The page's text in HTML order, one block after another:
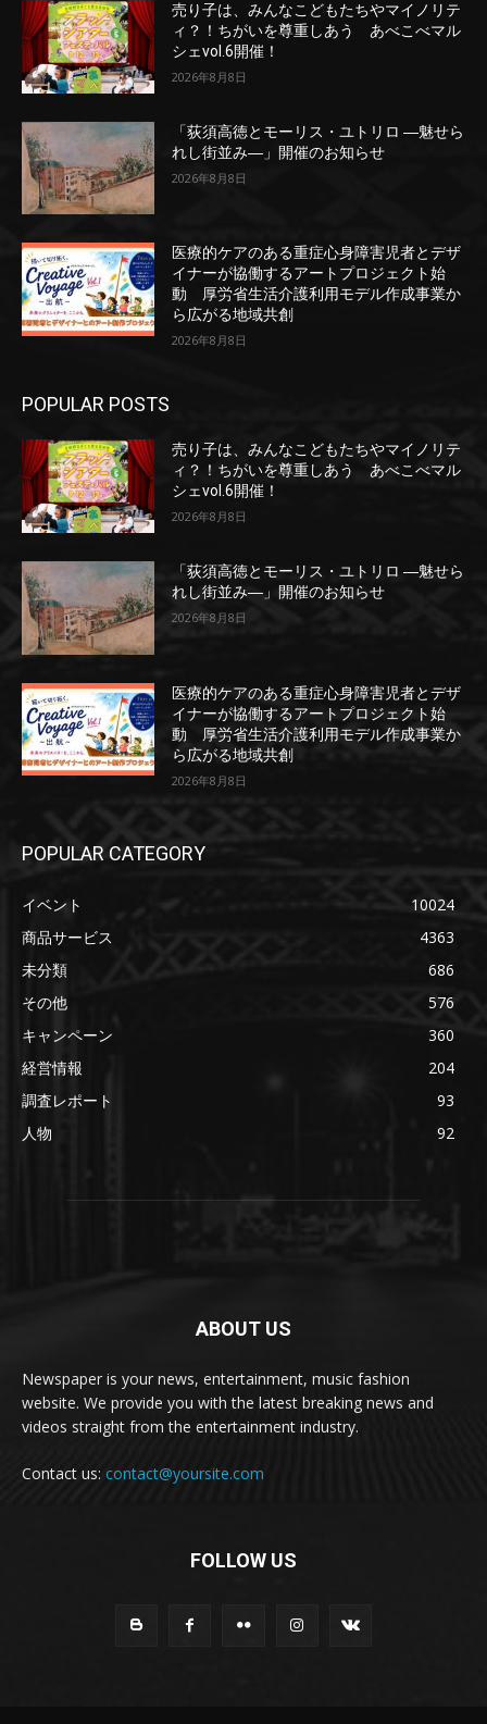
売り子は、みんなこどもたちやマイノリテ
ィ？！ちがいを尊重しあう あべこべマル
シェvol.6開催！
2026年8月8日
「荻須高徳とモーリス・ユトリロ ―魅せら
れし街並み―」開催のお知らせ
2026年8月8日
医療的ケアのある重症心身障害児者とデザ
イナーが協働するアートプロジェクト始
動 厚労省生活介護利用モデル作成事業か
ら広がる地域共創
2026年8月8日
POPULAR POSTS
売り子は、みんなこどもたちやマイノリテ
ィ？！ちがいを尊重しあう あべこべマル
シェvol.6開催！
2026年8月8日
「荻須高徳とモーリス・ユトリロ ―魅せら
れし街並み―」開催のお知らせ
2026年8月8日
医療的ケアのある重症心身障害児者とデザ
イナーが協働するアートプロジェクト始
動 厚労省生活介護利用モデル作成事業か
ら広がる地域共創
2026年8月8日
POPULAR CATEGORY
イベント
10024
商品サービス
4363
未分類
686
その他
576
キャンペーン
360
経営情報
204
調査レポート
93
人物
92
ABOUT US
Newspaper is your news, entertainment, music fashion
website. We provide you with the latest breaking news and
videos straight from the entertainment industry.
Contact us: contact@yoursite.com
FOLLOW US